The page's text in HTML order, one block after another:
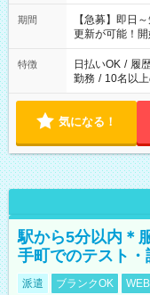
期間
【急募】即日
更新が可能！開
特徴 日払いOK / 履
勤務 / 10名以
気になる！
駅から5分以内＊
手町でのテスト・
派遣 ブランクOK